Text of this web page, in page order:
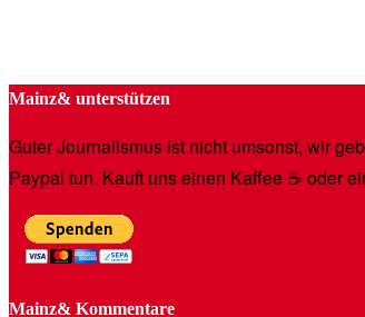
Mainz& unterstützen
Guter Journalismus ist nicht umsonst, wir
Paypal tun. Kauft uns einen Kaffee ☕️ oder
Mainz& Kommentare